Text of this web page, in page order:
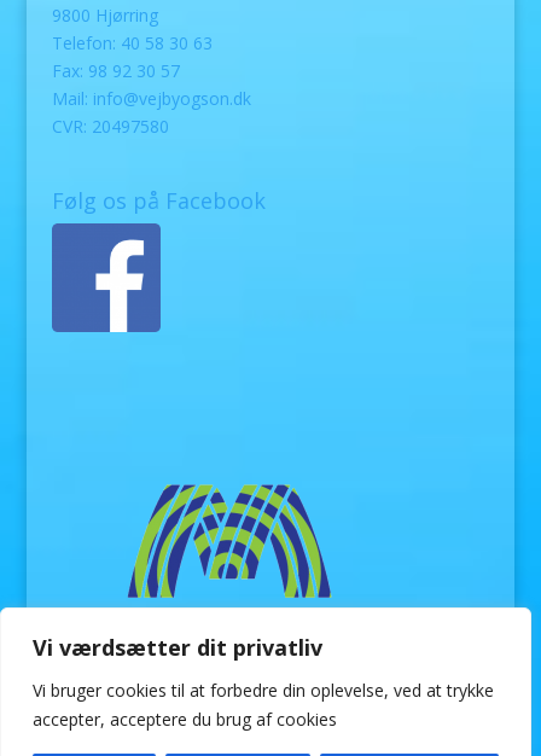
Vi værdsætter dit privatliv
Vi bruger cookies til at forbedre din oplevelse, ved at trykke
accepter, acceptere du brug af cookies
9800 Hjørring
Telefon: 40 58 30 63
Fax: 98 92 30 57
Mail: info@vejbyogson.dk
CVR: 20497580
Følg os på Facebook